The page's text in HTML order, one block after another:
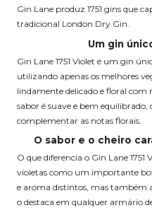
Gin Lane produz 1751 gins que
tradicional London Dry Gin.
Um gin
Gin Lane 1751 Violet é um gin
utilizando apenas os melhores
lindamente delicado e floral com
sabor é suave e bem
complementar as notas florais.
O sabor e o cheiro
O que diferencia o Gin Lane
violetas como um importante
e aroma distintos, mas também
o destaca em qualquer armário